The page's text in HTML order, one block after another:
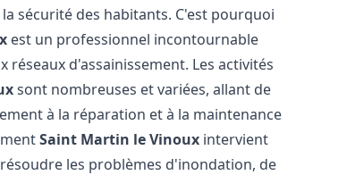
sécurité des habitants. C'est pourquoi
est un professionnel incontournable
d'assainissement. Les activités
sont nombreuses et variées, allant de
à la réparation et à la maintenance
Saint Martin le Vinoux intervient
les problèmes d'inondation, de